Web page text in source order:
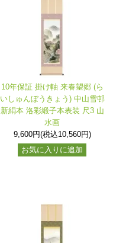
10年保証 掛け軸 来春望郷 (ら
いしゅんぼうきょう) 中山雪邨
新絹本 洛彩緞子本表装 尺3 山
水画
9,600円(税込10,560円)
お気に入りに追加